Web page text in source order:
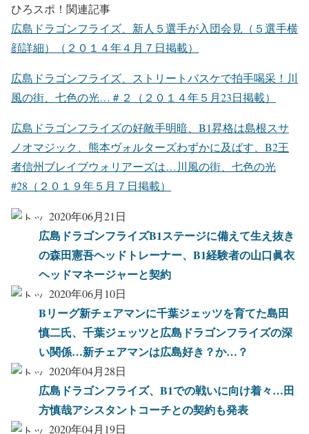
ひろスポ！関連記事
広島ドラゴンフライズ、新人５選手が入団会見（５選手横
顔詳細）（２０１４年４月７日掲載）
広島ドラゴンフライズ、ストリートバスケで拍手喝采！川
風の街、七色の光…＃２（２０１４年５月23日掲載）
広島ドラゴンフライズの好敵手明暗、B1昇格は島根スサ
ノオマジック、熊本ヴォルターズわずかに及ばす、B2王
者信州ブレイブウォリアーズは…川風の街、七色の光
#28（２０１９年５月７日掲載）
2020年06月21日
広島ドラゴンフライズB1ステージに備えて生え抜き
の森田憲吾ヘッドトレーナー、B1経験者の山口眞衣
ヘッドマネージャーと契約
2020年06月10日
Bリーグ新チェアマンに千葉ジェッツを育てた島田
慎二氏、千葉ジェッツと広島ドラゴンフライズの深
い関係…新チェアマンは広島好き？か…？
2020年04月28日
広島ドラゴンフライズ、B1での戦いに向け着々…田
方慎哉アシスタントコーチとの契約も発表
2020年04月19日